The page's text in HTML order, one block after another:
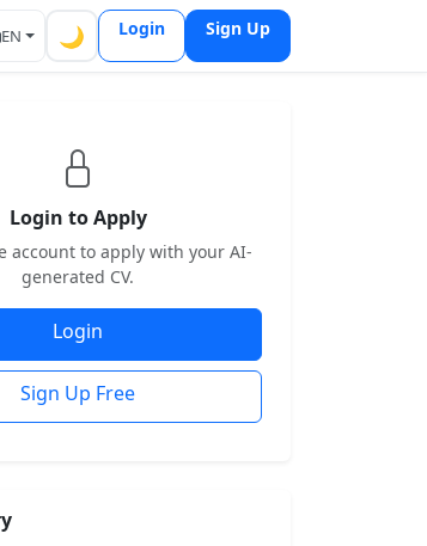
EN 🌙 Login Sign Up
Login to Apply
account to apply with your AI-
generated CV.
Login
Sign Up Free